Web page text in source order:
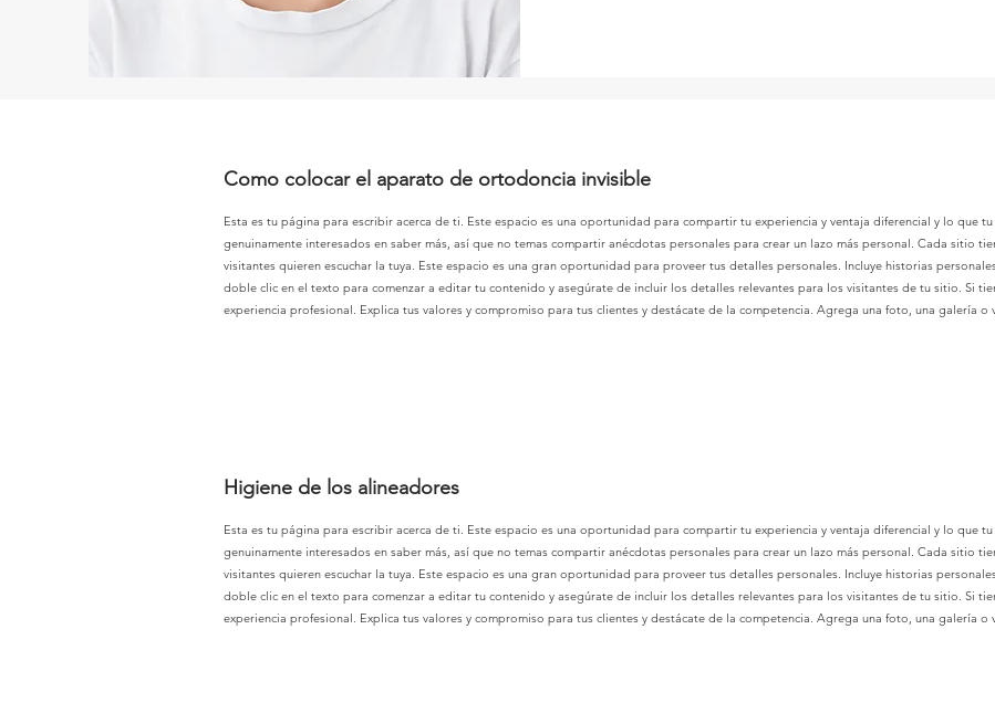
Como colocar el aparato de ortodoncia invisible
Esta es tu página para escribir acerca de ti. Este espacio es una oportunidad para compartir tu experiencia y ventaja diferencial y lo que
genuinamente interesados en saber más, así que no temas compartir anécdotas personales para crear un lazo más personal. Cada sitio
visitantes quieren escuchar la tuya. Este espacio es una gran oportunidad para proveer tus detalles personales. Incluye historias
doble clic en el texto para comenzar a editar tu contenido y asegúrate de incluir los detalles relevantes para los visitantes de tu sitio. Si
experiencia profesional. Explica tus valores y compromiso para tus clientes y destácate de la competencia. Agrega una foto, una galería o
Higiene de los alineadores
Esta es tu página para escribir acerca de ti. Este espacio es una oportunidad para compartir tu experiencia y ventaja diferencial y lo que
genuinamente interesados en saber más, así que no temas compartir anécdotas personales para crear un lazo más personal. Cada sitio
visitantes quieren escuchar la tuya. Este espacio es una gran oportunidad para proveer tus detalles personales. Incluye historias
doble clic en el texto para comenzar a editar tu contenido y asegúrate de incluir los detalles relevantes para los visitantes de tu sitio. Si
experiencia profesional. Explica tus valores y compromiso para tus clientes y destácate de la competencia. Agrega una foto, una galería o